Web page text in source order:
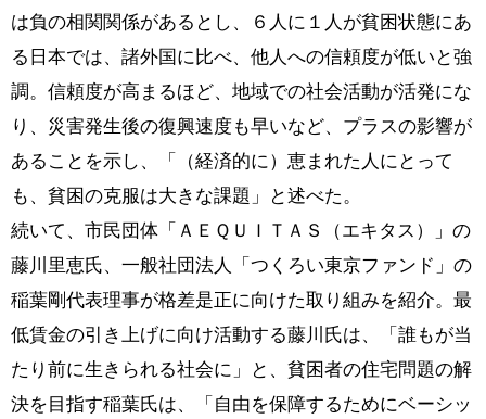
は負の相関関係があるとし、６人に１人が貧困状態にあ
る日本では、諸外国に比べ、他人への信頼度が低いと強
調。信頼度が高まるほど、地域での社会活動が活発にな
り、災害発生後の復興速度も早いなど、プラスの影響が
あることを示し、「（経済的に）恵まれた人にとって
も、貧困の克服は大きな課題」と述べた。
続いて、市民団体「ＡＥＱＵＩＴＡＳ（エキタス）」の
藤川里恵氏、一般社団法人「つくろい東京ファンド」の
稲葉剛代表理事が格差是正に向けた取り組みを紹介。最
低賃金の引き上げに向け活動する藤川氏は、「誰もが当
たり前に生きられる社会に」と、貧困者の住宅問題の解
決を目指す稲葉氏は、「自由を保障するためにベーシッ